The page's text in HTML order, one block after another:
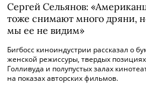
Сергей Сельянов:
тоже снимают много дряни,
мы ее не видим»
Бигбосс киноиндустрии рассказал о
женской режиссуры, твердых позициях
Голливуда и полупустых залах
на показах авторских фильмов.